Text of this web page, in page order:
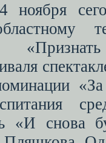
сего
«За
«И